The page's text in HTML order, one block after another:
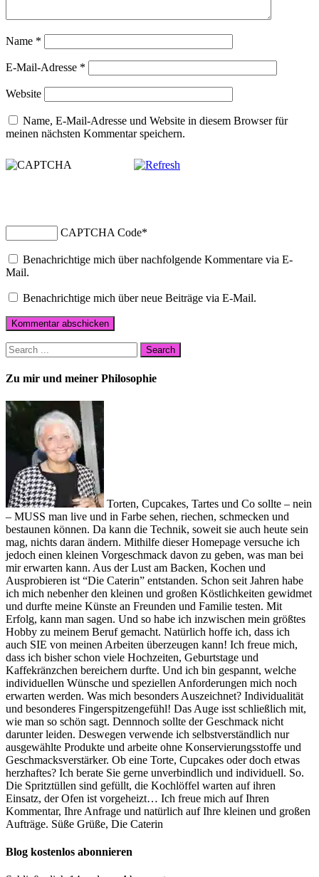
Name *
E-Mail-Adresse *
Website
Name, E-Mail-Adresse und Website in diesem Browser für
meinen nächsten Kommentar speichern.
CAPTCHA Code*
Benachrichtige mich über nachfolgende Kommentare via E-
Mail.
Benachrichtige mich über neue Beiträge via E-Mail.
Zu mir und meiner Philosophie
Torten, Cupcakes, Tartes und Co sollte – nein
– MUSS man live und in Farbe sehen, riechen, schmecken und
bestaunen können. Da kann die Technik, soweit sie auch heute sein
mag, nichts daran ändern. Mithilfe dieser Homepage versuche ich
jedoch einen kleinen Vorgeschmack davon zu geben, was man bei
mir erwarten kann. Aus der Lust am Backen, Kochen und
Ausprobieren ist “Die Caterin” entstanden. Schon seit Jahren habe
ich mich nebenher den kleinen und großen Köstlichkeiten gewidmet
und durfte meine Künste an Freunden und Familie testen. Mit
Erfolg, kann man sagen. Und so habe ich inzwischen mein größtes
Hobby zu meinem Beruf gemacht. Natürlich hoffe ich, dass ich
auch SIE von meinen Arbeiten überzeugen kann! Ich freue mich,
dass ich bisher schon viele Hochzeiten, Geburtstage und
Kaffekränzchen bereichern durfte. Und ich bin gespannt, welche
individuellen Wünsche und speziellen Anforderungen mich noch
erwarten werden. Was mich besonders Auszeichnet? Individualität
und besonderes Fingerspitzengefühl! Das Auge isst schließlich mit,
wie man so schön sagt. Dennnoch sollte der Geschmack nicht
darunter leiden. Deswegen verwende ich selbstverständlich nur
ausgewählte Produkte und arbeite ohne Konservierungsstoffe und
Geschmacksverstärker. Ob eine Torte, Cupcakes oder doch etwas
herzhaftes? Ich berate Sie gerne unverbindlich und individuell. So.
Die Spritztüllen sind gefüllt, die Kochlöffel warten auf ihren
Einsatz, der Ofen ist vorgeheizt… Ich freue mich auf Ihren
Kommentar, Ihre Anfrage und natürlich auf Ihre kleinen und großen
Aufträge. Süße Grüße, Die Caterin
Blog kostenlos abonnieren